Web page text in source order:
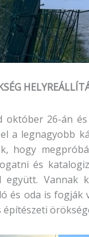
október 26-án
a legnagyobb
hogy
és
együtt. Vannak
és oda is fogják